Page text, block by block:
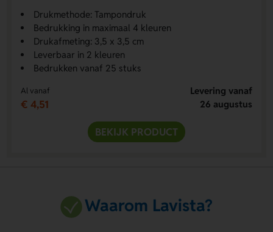
Drukmethode: Tampondruk
Bedrukking in maximaal 4 kleuren
Drukafmeting: 3,5 x 3,5 cm
Leverbaar in 2 kleuren
Bedrukken vanaf 25 stuks
Al vanaf
€ 4,51
Levering vanaf
26 augustus
BEKIJK PRODUCT
Waarom Lavista?